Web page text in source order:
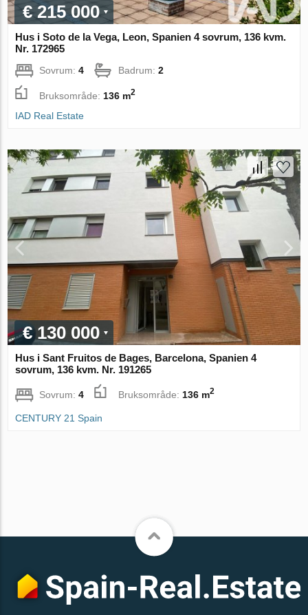
€ 215 000
Hus i Soto de la Vega, Leon, Spanien 4 sovrum, 136 kvm.
Nr. 172965
Sovrum:4 Badrum:2
Bruksområde: 136 m2
IAD Real Estate
€ 130 000
Hus i Sant Fruitos de Bages, Barcelona, Spanien 4
sovrum, 136 kvm. Nr. 191265
Sovrum:4 Bruksområde: 136 m2
CENTURY 21 Spain